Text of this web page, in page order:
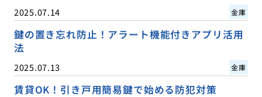
2025.07.14 金庫
鍵の置き忘れ防止！アラート機能付きアプリ活用
法
2025.07.13 金庫
賃貸OK！引き戸用簡易鍵で始める防犯対策